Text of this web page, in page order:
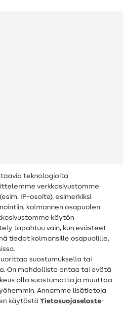
teknologioita
verkkosivustomme
IP-osoite), esimerkiksi
kolmannen osapuolen
käytön
tapahtuu vain, kun evästeet
tiedot kolmansille osapuolille,
suostumuksella tai
On mahdollista antaa tai evätä
olla suostumatta ja muuttaa
Annamme lisätietoja
käytöstä Tietosuojaseloste-